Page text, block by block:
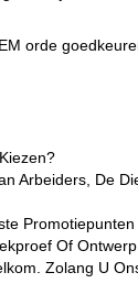
orde
Arbeiders, De
Of
Zolang U